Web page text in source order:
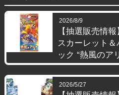
2026/8/9
【抽選販売情
スカーレット
ック “熱風のア
2026/5/27